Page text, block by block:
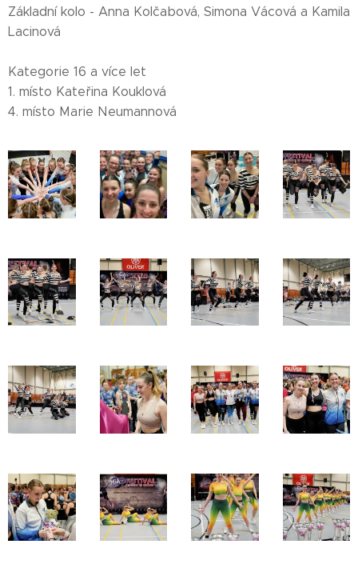
Základní kolo - Anna Kolčabová, Simona Vácová a Kamila
Lacinová
Kategorie 16 a více let
1. místo Kateřina Kouklová
4. místo Marie Neumannová